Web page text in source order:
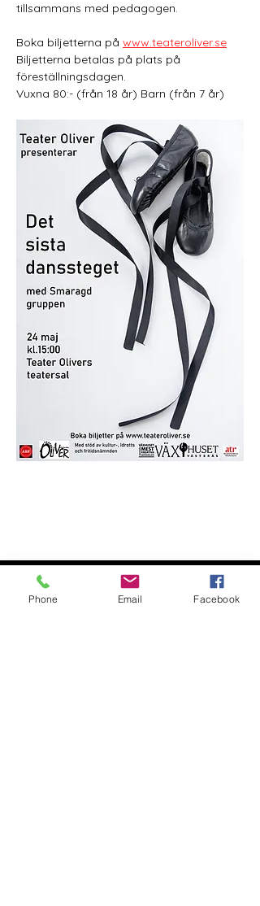
tillsammans med pedagogen.
Boka biljetterna på www.teateroliver.se
Biljetterna betalas på plats på
föreställningsdagen.
Vuxna 80:- (från 18 år) Barn (från 7 år)
Besök oss
Phone Email Facebook